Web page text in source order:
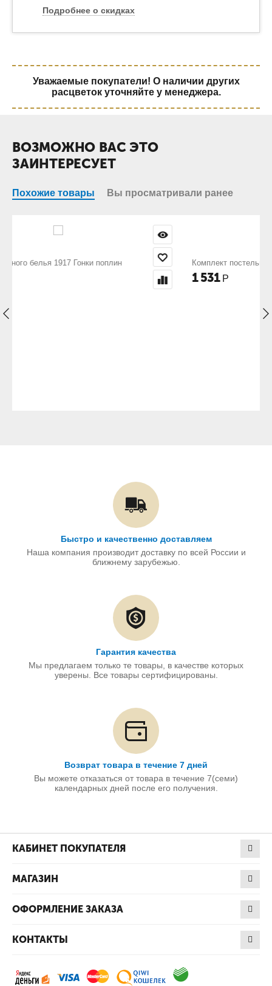
Подробнее о скидках
Уважаемые покупатели! О наличии других
расцветок уточняйте у менеджера.
ВОЗМОЖНО ВАС ЭТО
ЗАИНТЕРЕСУЕТ
Похожие товары Вы просматривали ранее
Комплект постельного белья 1888 Футбол поплин
Быстро и качественно доставляем
Наша компания производит доставку по всей России и
ближнему зарубежью.
Гарантия качества
Мы предлагаем только те товары, в качестве которых
уверены. Все товары сертифицированы.
Возврат товара в течение 7 дней
Вы можете отказаться от товара в течение 7(семи)
календарных дней после его получения.
КАБИНЕТ ПОКУПАТЕЛЯ
МАГАЗИН
ОФОРМЛЕНИЕ ЗАКАЗА
КОНТАКТЫ